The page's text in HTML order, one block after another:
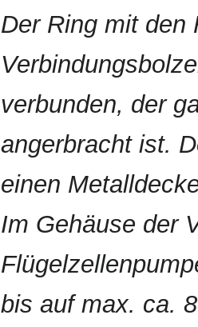
Der Ring mit den
verbunden, der
angerbracht ist.
einen
Im Gehäuse der
bis auf max. ca.